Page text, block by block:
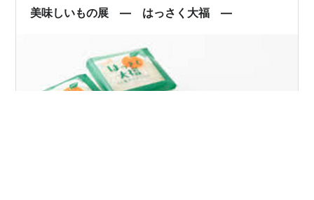
然違った答えになると思うので、これを読んでくださっ
美味しいもの展 ― はっさく大福 ―